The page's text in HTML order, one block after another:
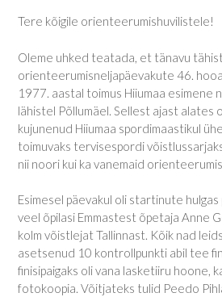
Tere kõigile orienteerumishuvilistele!
Oleme uhked teatada, et tänavu
orienteerumisneljapäevakute 46.
1977. aastal toimus Hiiumaa esimene
lähistel Põllumäel. Sellest ajast alates
kujunenud Hiiumaa spordimaastikul
toimuvaks tervisespordi
nii noori kui ka vanemaid
Esimesel päevakul oli startinute
veel õpilasi Emmastest õpetaja Anne
kolm võistlejat Tallinnast. Kõik nad
asetsenud 10 kontrollpunkti abil tee
finisipaigaks oli vana lasketiiru hoone,
fotokoopia. Võitjateks tulid Peedo